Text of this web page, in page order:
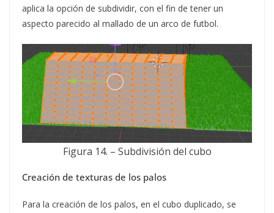
aplica la opción de subdividir, con el fin de tener un
aspecto parecido al mallado de un arco de futbol.
Figura 14. – Subdivisión del cubo
Creación de texturas de los palos
Para la creación de los palos, en el cubo duplicado, se